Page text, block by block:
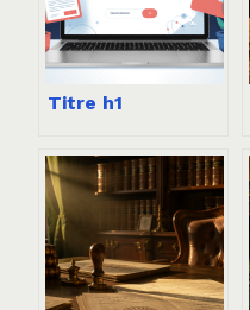
Titre h1